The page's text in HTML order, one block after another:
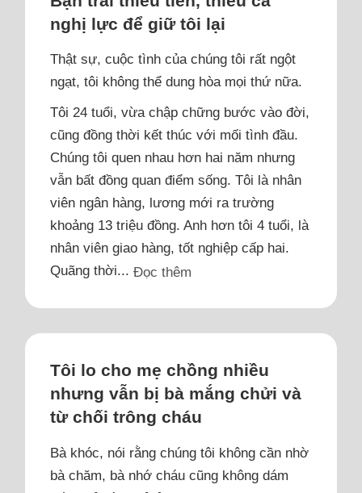
nghị lực để giữ tôi lại
Thật sự, cuộc tình của chúng tôi rất ngột
ngạt, tôi không thể dung hòa mọi thứ nữa.
Tôi 24 tuổi, vừa chập chững bước vào đời,
cũng đồng thời kết thúc với mối tình đầu.
Chúng tôi quen nhau hơn hai năm nhưng
vẫn bất đồng quan điểm sống. Tôi là nhân
viên ngân hàng, lương mới ra trường
khoảng 13 triệu đồng. Anh hơn tôi 4 tuổi, là
nhân viên giao hàng, tốt nghiệp cấp hai.
Quãng thời...Đọc thêm
Tôi lo cho mẹ chồng nhiều
nhưng vẫn bị bà mắng chửi và
từ chối trông cháu
Bà khóc, nói rằng chúng tôi không cần nhờ
bà chăm, bà nhớ cháu cũng không dám